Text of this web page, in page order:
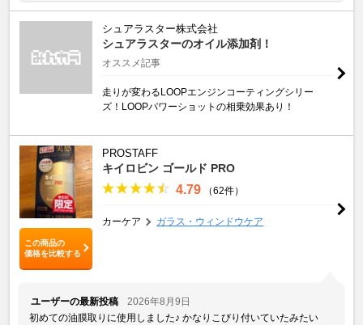
シュアラスター株式会社
シュアラスターのオイル添加剤！
オススメ記事
走りが変わるLOOPエンジンコーティングシリー
ズ！LOOPパワーショットの相乗効果あり！
この商品の
価格を比較する
PROSTAFF
キイロビン ゴールド PRO
4.79 （62件）
カーケア ガラス・ウィンドウケア
ユーザーの最新投稿
2026年8月9日
初めての油膜取りに使用しました♪ かなりこびり付いていたみたい